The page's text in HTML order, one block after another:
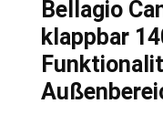
Bellagio
klappbar